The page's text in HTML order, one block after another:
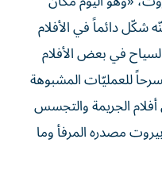
شكّل دائماً في الأفلام
في بعض الأفلام
للعمليّات المشبوهة
الجريمة والتجسس
مصدره المرفأ وما